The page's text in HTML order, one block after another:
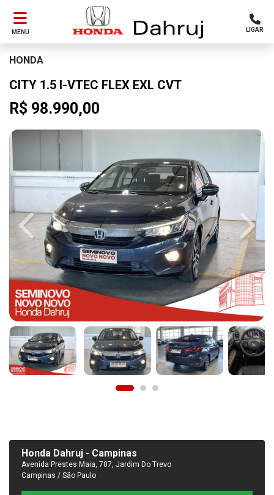
MENU LIGAR
HONDA
CITY 1.5 I-VTEC FLEX EXL CVT
R$ 98.990,00
Previous Next
Honda Dahruj - Campinas
Avenida Prestes Maia, 707, Jardim Do Trevo
Campinas / São Paulo